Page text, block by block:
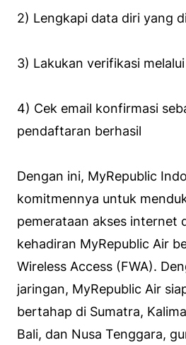
2) Lengkapi data diri yang
3) Lakukan verifikasi melalui
4) Cek email konfirmasi
pendaftaran berhasil
Dengan ini, MyRepublic
komitmennya untuk
pemerataan akses internet
kehadiran MyRepublic Air
Wireless Access (FWA).
jaringan, MyRepublic Air
bertahap di Sumatra,
Bali, dan Nusa Tenggara,